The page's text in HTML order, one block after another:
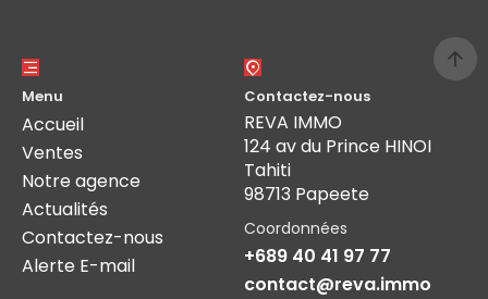
Menu
Accueil
Ventes
Notre agence
Actualités
Contactez-nous
Alerte E-mail
Contactez-nous
REVA IMMO
124 av du Prince HINOI
Tahiti
98713 Papeete
Coordonnées
+689 40 41 97 77
contact@reva.immo